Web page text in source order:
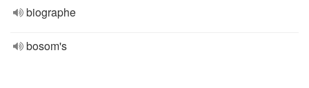
biographe
bosom's